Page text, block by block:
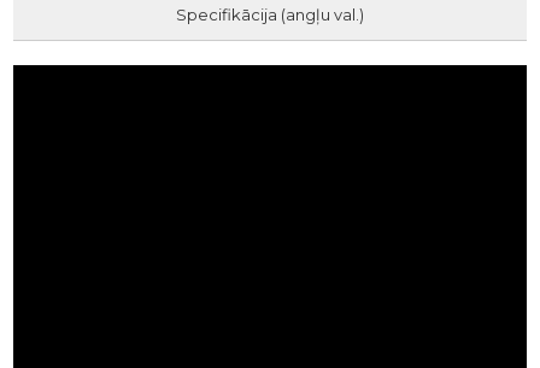
Specifikācija (angļu val.)